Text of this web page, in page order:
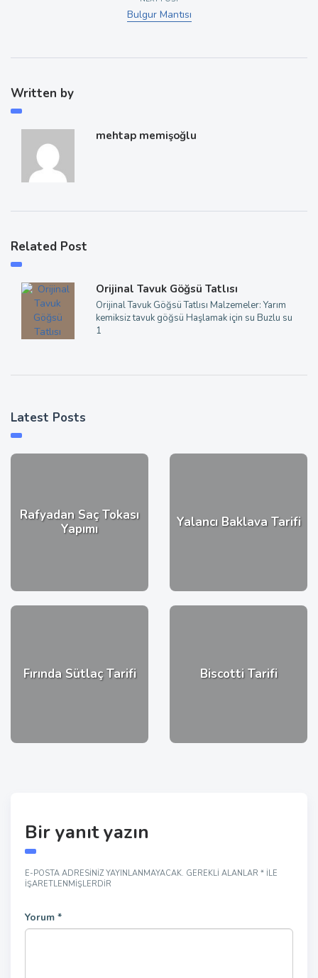
Bulgur Mantısı
Written by
mehtap memişoğlu
Related Post
Orijinal Tavuk Göğsü Tatlısı
Orijinal Tavuk Göğsü Tatlısı Malzemeler: Yarım
kemiksiz tavuk göğsü Haşlamak için su Buzlu su
1
Latest Posts
Rafyadan Saç Tokası
Yapımı
Yalancı Baklava Tarifi
Fırında Sütlaç Tarifi Biscotti Tarifi
Bir yanıt yazın
E-POSTA ADRESINIZ YAYINLANMAYACAK. GEREKLI ALANLAR * ILE
IŞARETLENMIŞLERDIR
Yorum *